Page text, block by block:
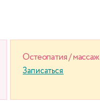
Остеопатия / массаж
Записаться